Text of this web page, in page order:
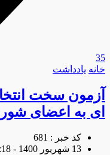
35
خانه یادداشت
آزمون سخت
ای به اعضای
کد خبر : 681
13 شهریور 1400 - 18:18